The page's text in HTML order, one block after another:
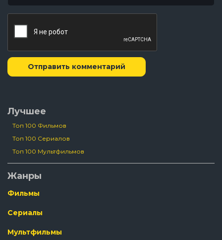
Отправить комментарий
Лучшее
Топ 100 Фильмов
Топ 100 Сериалов
Топ 100 Мультфильмов
Жанры
Фильмы
Сериалы
Мультфильмы